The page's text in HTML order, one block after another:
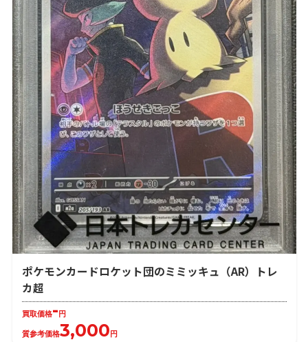
ポケモンカードロケット団のミミッキュ（AR）トレ
カ超
買取価格- 円
質参考価格3,000 円